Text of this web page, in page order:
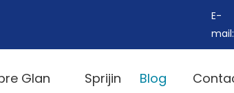
E-
mail:
Glan Sprijin Blog